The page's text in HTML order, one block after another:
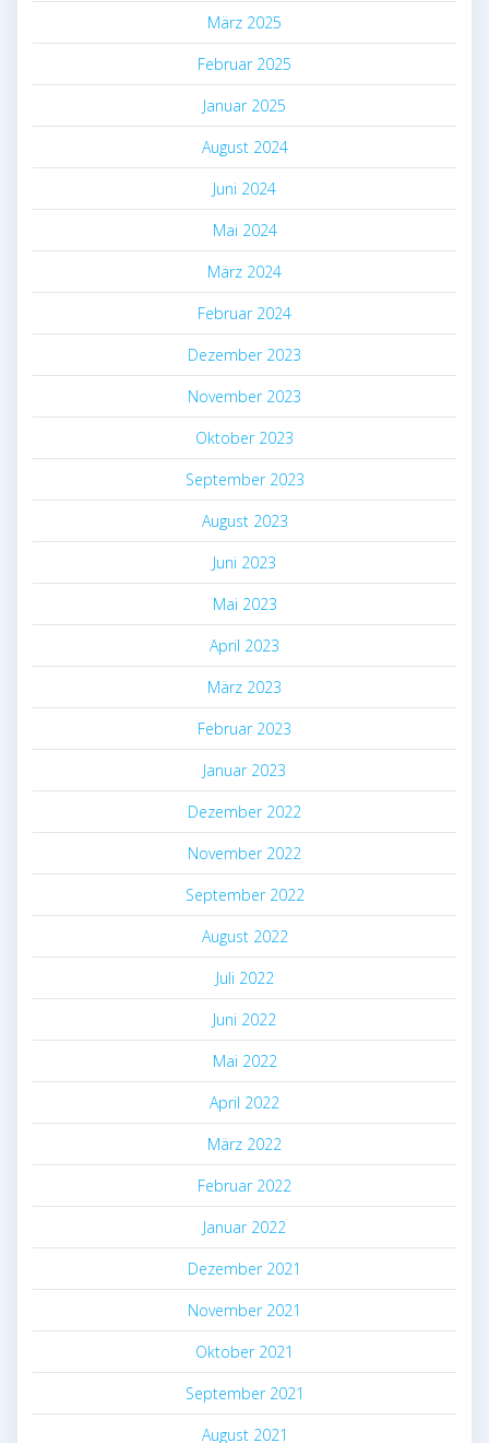
März 2025
Februar 2025
Januar 2025
August 2024
Juni 2024
Mai 2024
März 2024
Februar 2024
Dezember 2023
November 2023
Oktober 2023
September 2023
August 2023
Juni 2023
Mai 2023
April 2023
März 2023
Februar 2023
Januar 2023
Dezember 2022
November 2022
September 2022
August 2022
Juli 2022
Juni 2022
Mai 2022
April 2022
März 2022
Februar 2022
Januar 2022
Dezember 2021
November 2021
Oktober 2021
September 2021
August 2021